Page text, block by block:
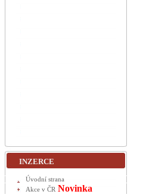
INZERCE
Úvodní strana
Akce v ČR Novinka